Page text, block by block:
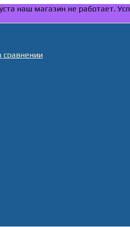
наш магазин не работает.
сравнении